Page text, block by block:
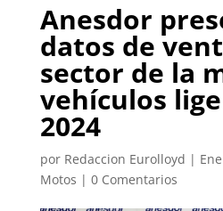
Anesdor
datos de
sector de la
vehículos
2024
por Redaccion Eurolloyd |
Motos | 0 Comentarios